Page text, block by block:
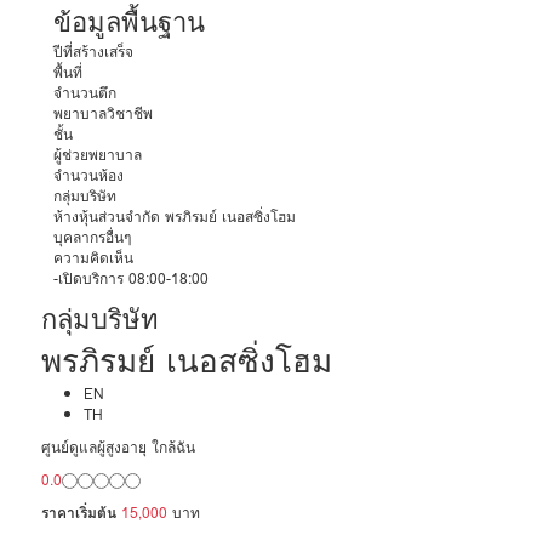
ข้อมูลพื้นฐาน
ปีที่สร้างเสร็จ
พื้นที่
จำนวนตึก
พยาบาลวิชาชีพ
ชั้น
ผู้ช่วยพยาบาล
จำนวนห้อง
กลุ่มบริษัท
ห้างหุ้นส่วนจำกัด พรภิรมย์ เนอสซิ่งโฮม
บุคลากรอื่นๆ
ความคิดเห็น
-เปิดบริการ 08:00-18:00
กลุ่มบริษัท
พรภิรมย์ เนอสซิ่งโฮม
EN
TH
ศูนย์ดูแลผู้สูงอายุ ใกล้ฉัน
0.0
ราคาเริ่มต้น 15,000 บาท